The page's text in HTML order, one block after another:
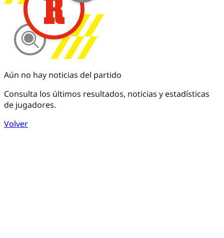
Aún no hay noticias del partido
Consulta los últimos resultados, noticias y estadísticas
de jugadores.
Volver